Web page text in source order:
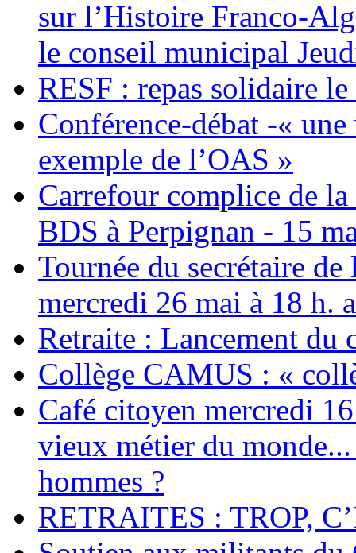
sur l’Histoire Franco-
le conseil municipal
RESF : repas solidaire
Conférence-débat -«
exemple de l’OAS »
Carrefour complice de
BDS à Perpignan - 15
Tournée du secrétaire
mercredi 26 mai à 18 h.
Retraite : Lancement du
Collège CAMUS : «
Café citoyen mercredi
vieux métier du
hommes ?
RETRAITES : TROP,